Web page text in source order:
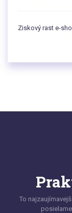
Ziskový rast e-
To